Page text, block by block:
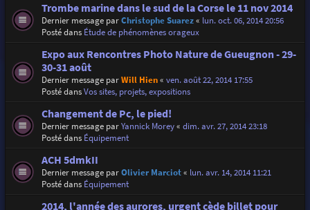
Trombe marine dans le sud de la Corse le 11 nov 2014
Dernier message parChristophe Suarez« lun. oct. 06, 2014 20:56
Posté dans Étude de phénomènes orageux
Expo aux Rencontres Photo Nature de Gueugnon - 29-
30-31 août
Dernier message parWill Hien« ven. août 22, 2014 17:55
Posté dansVos sites, projets, expositions
Changement de Pc, le pied!
Dernier message parYannick Morey« dim. avr. 27, 2014 23:18
Posté dans Équipement
ACH 5dmkII
Dernier message parOlivier Marciot« lun. avr. 14, 2014 11:21
Posté dans Équipement
2014, l'année des aurores, urgent cède billet pour